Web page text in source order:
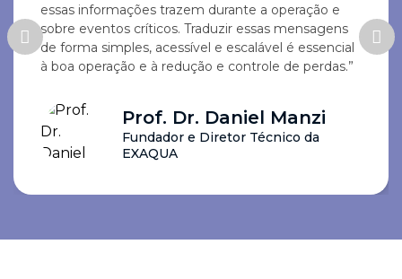
essas informações trazem durante a operação e
sobre eventos críticos. Traduzir essas mensagens
de forma simples, acessível e escalável é essencial
à boa operação e à redução e controle de perdas.”
Prof. Dr. Daniel Manzi
Fundador e Diretor Técnico da
EXAQUA